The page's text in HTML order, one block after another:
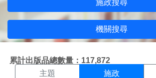
施政搜尋
機關搜尋
累計出版品總數量：117,872
施政搜尋結果頁面
主題 施政